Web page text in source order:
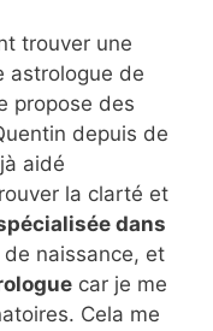
trouver une
astrologue de
propose des
depuis de
aidé
la clarté et
dans
naissance, et
car je me
Cela me